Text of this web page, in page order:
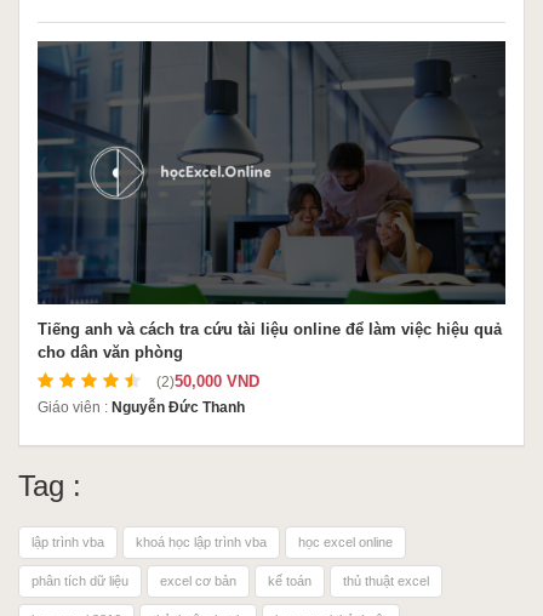
Tiếng anh và cách tra cứu tài liệu online để làm việc hiệu quả
cho dân văn phòng
(2)50,000 VND
Giáo viên : Nguyễn Đức Thanh
Tag :
lập trình vba khoá học lập trình vba học excel online
phân tích dữ liệu excel cơ bản kế toán thủ thuật excel